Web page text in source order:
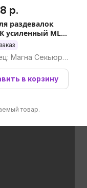
р.
раздевалок
усиленный ML
Магна Секьюри
в корзину
товар.